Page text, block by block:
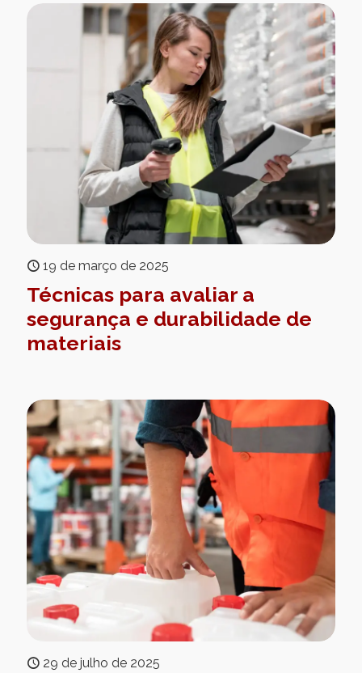
19 de março de 2025
Técnicas para avaliar a
segurança e durabilidade de
materiais
29 de julho de 2025